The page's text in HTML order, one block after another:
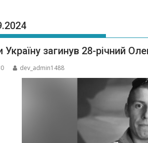
загинув 28-річний
dev_admin1488